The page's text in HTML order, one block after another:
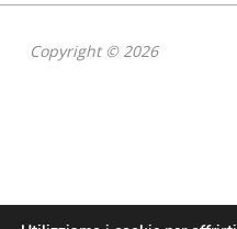
Copyright © 2026